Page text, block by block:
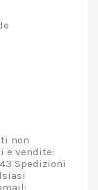
non
e vendite:
Spedizioni